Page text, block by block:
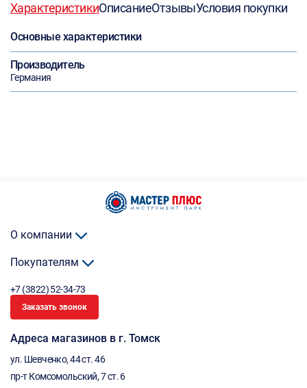
ХарактеристикиОписаниеОтзывыУсловия покупки
Основные характеристики
Производитель
Германия
О компании
Покупателям
+7 (3822) 52-34-73
Заказать звонок
Адреса магазинов в г. Томск
ул. Шевченко, 44 ст. 46
пр-т Комсомольский, 7 ст. 6